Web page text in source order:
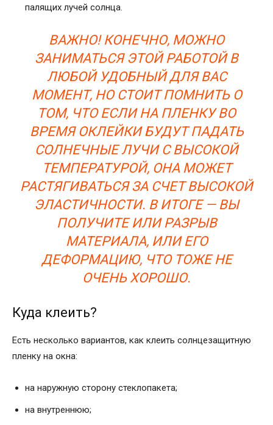
палящих лучей солнца.
ВАЖНО! КОНЕЧНО, МОЖНО
ЗАНИМАТЬСЯ ЭТОЙ РАБОТОЙ В
ЛЮБОЙ УДОБНЫЙ ДЛЯ ВАС
МОМЕНТ, НО СТОИТ ПОМНИТЬ О
ТОМ, ЧТО ЕСЛИ НА ПЛЕНКУ ВО
ВРЕМЯ ОКЛЕЙКИ БУДУТ ПАДАТЬ
СОЛНЕЧНЫЕ ЛУЧИ С ВЫСОКОЙ
ТЕМПЕРАТУРОЙ, ОНА МОЖЕТ
РАСТЯГИВАТЬСЯ ЗА СЧЕТ ВЫСОКОЙ
ЭЛАСТИЧНОСТИ. В ИТОГЕ — ВЫ
ПОЛУЧИТЕ ИЛИ РАЗРЫВ
МАТЕРИАЛА, ИЛИ ЕГО
ДЕФОРМАЦИЮ, ЧТО ТОЖЕ НЕ
ОЧЕНЬ ХОРОШО.
Куда клеить?
Есть несколько вариантов, как клеить солнцезащитную
пленку на окна:
на наружную сторону стеклопакета;
на внутреннюю;